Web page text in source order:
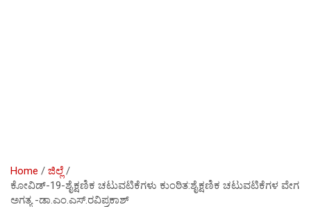
Home
ಜಿಲ್ಲೆ
ಕೋವಿಡ್-19-ಶೈಕ್ಷಣಿಕ ಚಟುವಟಿಕೆಗಳು ಕುಂಠಿತ:ಶೈಕ್ಷಣಿಕ ಚಟುವಟಿಕೆಗಳ ವೇಗ
ಅಗತ್ಯ -ಡಾ.ಎಂ.ಎಸ್.ರವಿಪ್ರಕಾಶ್